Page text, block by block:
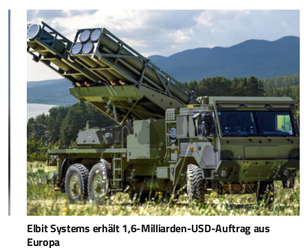
Elbit Systems erhält 1,6-Milliarden-USD-Auftrag aus
Europa